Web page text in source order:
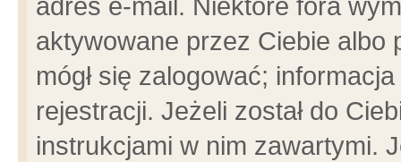
aktywowane przez Ciebie albo
mógł się zalogować;
rejestracji. Jeżeli został do
instrukcjami w nim zawartymi.